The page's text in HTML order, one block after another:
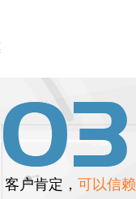
客户肯定， 可以信赖